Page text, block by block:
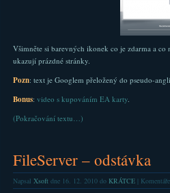
Všimněte si barevných ikonek co je zdarma a
ukazují prázdné stránky.
Pozn: text je Googlem přeložený do pseudo-
Bonus: video s kupováním EA karty.
(Pokračování textu…)
FileServer – odstávka
Napsal Xsoftdne 16. 12. 2010 do KRÁTCE|